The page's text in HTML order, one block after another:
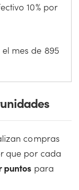
10% por
mes de 895
compras
que por cada
puntos para